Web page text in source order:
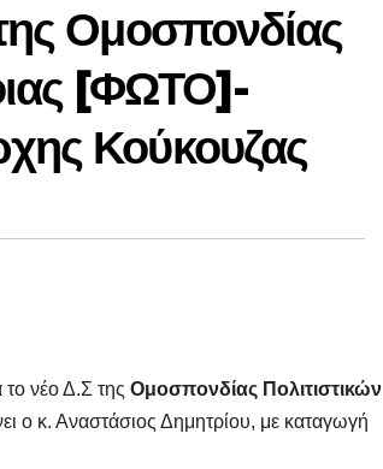
Ομοσπονδίας
[ΦΩΤΟ]-
Κούκουζας
νέο Δ.Σ της Ομοσπονδίας Πολιτιστικών
ο κ. Αναστάσιος Δημητρίου, με καταγωγή